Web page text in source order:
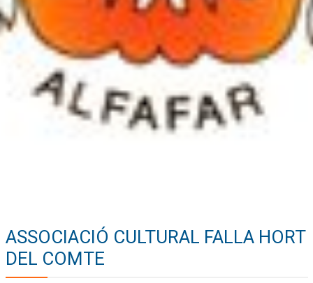
ASSOCIACIÓ CULTURAL FALLA HORT
DEL COMTE